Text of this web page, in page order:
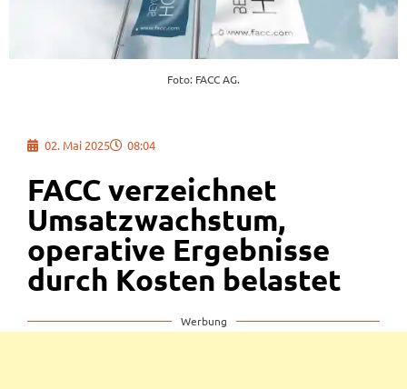
Foto: FACC AG.
02. Mai 2025 08:04
FACC verzeichnet
Umsatzwachstum,
operative Ergebnisse
durch Kosten belastet
Werbung